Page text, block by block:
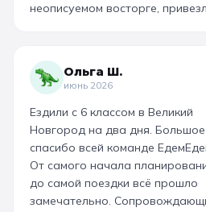
неописуемом восторге,
маршрут для себя, настолько
интересно и насыщенно было.
Огромная благодарность
организатору! Вы лучшие: от
выбора супер-маршрута,
гостиницы, тайминга, до
интересного экскурсовода и
приятного водителя. Всё на
высшем уровне 👌
Ольга Ш.
июнь 2026
Ездили с 6 классом в Великий
Новгород на два дня. Большое
спасибо всей команде
От самого начала
до самой поездки всё прошло
замечательно.